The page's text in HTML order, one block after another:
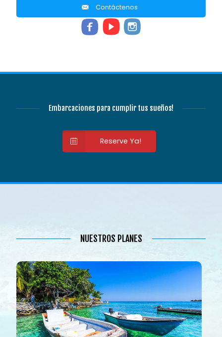
Contáctenos
Embarcaciones para cumplir tus sueños!
Reserve Ya!
NUESTROS PLANES